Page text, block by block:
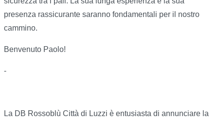
presenza rassicurante saranno fondamentali per il nostro
cammino.
Benvenuto Paolo!
-
La DB Rossoblù Città di Luzzi è entusiasta di annunciare la